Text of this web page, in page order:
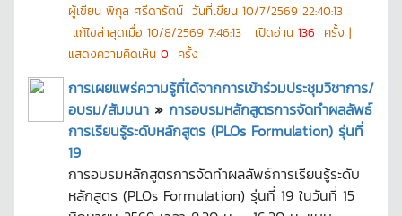
ผู้เขียน พิกุล ศรีดารัตน์ วันที่เขียน 10/7/2569 22:40:13
แก้ไขล่าสุดเมื่อ 10/8/2569 7:46:13 เปิดอ่าน 136 ครั้ง |
แสดงความคิดเห็น 0 ครั้ง
การเผยแพร่ความรู้ที่ได้จากการเข้าร่วมประชุมวิชาการ/
อบรม/สัมมนา » การอบรมหลักสูตรการจัดทำผลลัพธ์
การเรียนรู้ระดับหลักสูตร (PLOs Formulation) รุ่นที่
19
การอบรมหลักสูตรการจัดทำผลลัพธ์การเรียนรู้ระดับ
หลักสูตร (PLOs Formulation) รุ่นที่ 19 ในวันที่ 15